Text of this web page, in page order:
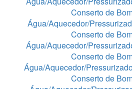
Conserto de
Água/Aquecedor/
Conserto de
Água/Aquecedor/
Conserto de
Água/Aquecedor/
Conserto de